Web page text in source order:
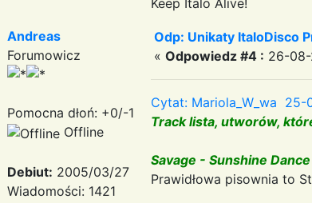
Andreas
Forumowicz
Pomocna dłoń: +0/-1
Offline
Debiut: 2005/03/27
Wiadomości: 1421
Odp: Unikaty ItaloDisco
« Odpowiedz #4 : 26-
Cytat: Mariola_W_wa 25-
Track lista, utworów,
Savage - Sunshine Dance
Prawidłowa pisownia to